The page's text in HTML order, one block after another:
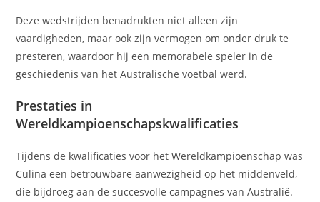
Deze wedstrijden benadrukten niet alleen zijn
vaardigheden, maar ook zijn vermogen om onder druk te
presteren, waardoor hij een memorabele speler in de
geschiedenis van het Australische voetbal werd.
Prestaties in
Wereldkampioenschapskwalificaties
Tijdens de kwalificaties voor het Wereldkampioenschap was
Culina een betrouwbare aanwezigheid op het middenveld,
die bijdroeg aan de succesvolle campagnes van Australië.